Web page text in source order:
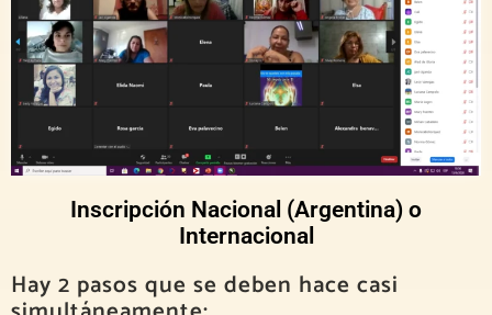
Inscripción Nacional (Argentina) o
Internacional
Hay 2 pasos que se deben hace casi